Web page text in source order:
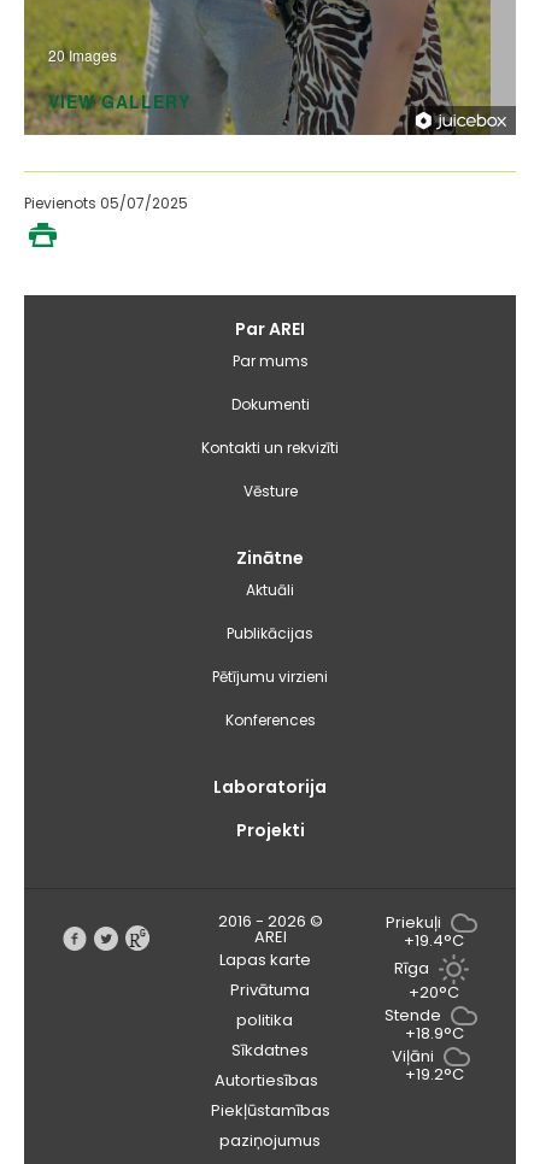
20 Images
VIEW GALLERY
Pievienots 05/07/2025
Par AREI
Par mums
Dokumenti
Kontakti un rekvizīti
Vēsture
Zinātne
Aktuāli
Publikācijas
Pētījumu virzieni
Konferences
Laboratorija
Projekti
Priekuļi
+19.4°C
Rīga
+20°C
Stende
+18.9°C
Viļāni
+19.2°C
2016 - 2026 ©
AREI
Lapas karte
Privātuma
politika
Sīkdatnes
Autortiesības
Piekļūstamības
paziņojumus